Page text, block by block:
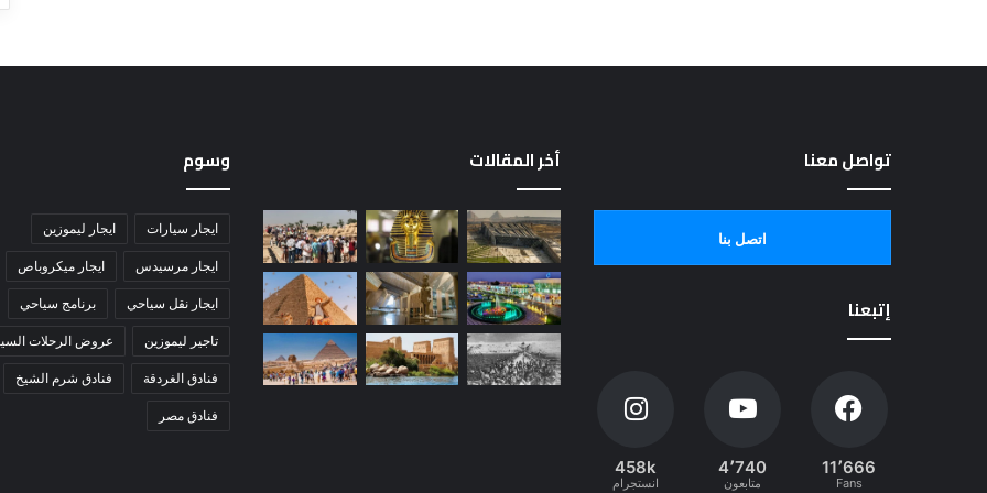
تواصل معنا
اتصل بنا
إتبعنا
11٬666
Fans
4٬740
متابعون
458k
انستجرام
أخر المقالات وسوم
ايجار سيارات ايجار ليموزين
ايجار مرسيدس ايجار ميكروباص
ايجار نقل سياحي برنامج سياحي
تاجير ليموزين عروض الرحلات
فنادق الغردقة فنادق شرم الشيخ
فنادق مصر